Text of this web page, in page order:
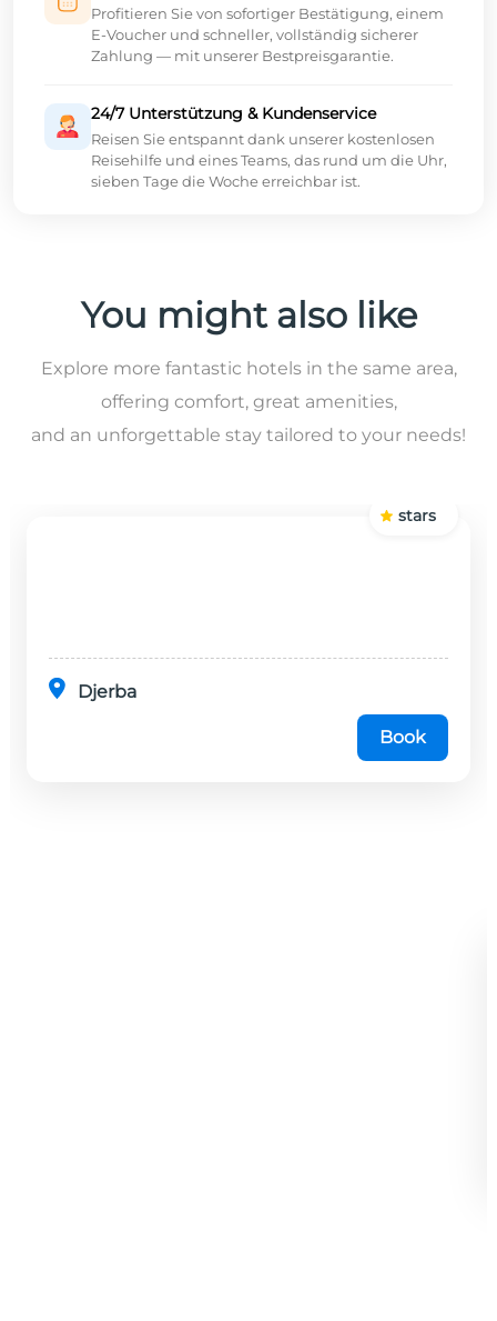
Profitieren Sie von sofortiger Bestätigung, einem
E-Voucher und schneller, vollständig sicherer
Zahlung — mit unserer Bestpreisgarantie.
24/7 Unterstützung & Kundenservice
Reisen Sie entspannt dank unserer kostenlosen
Reisehilfe und eines Teams, das rund um die Uhr,
sieben Tage die Woche erreichbar ist.
You might also like
Explore more fantastic hotels in the same area,
offering comfort, great amenities,
and an unforgettable stay tailored to your needs!
Djerba
stars
Book